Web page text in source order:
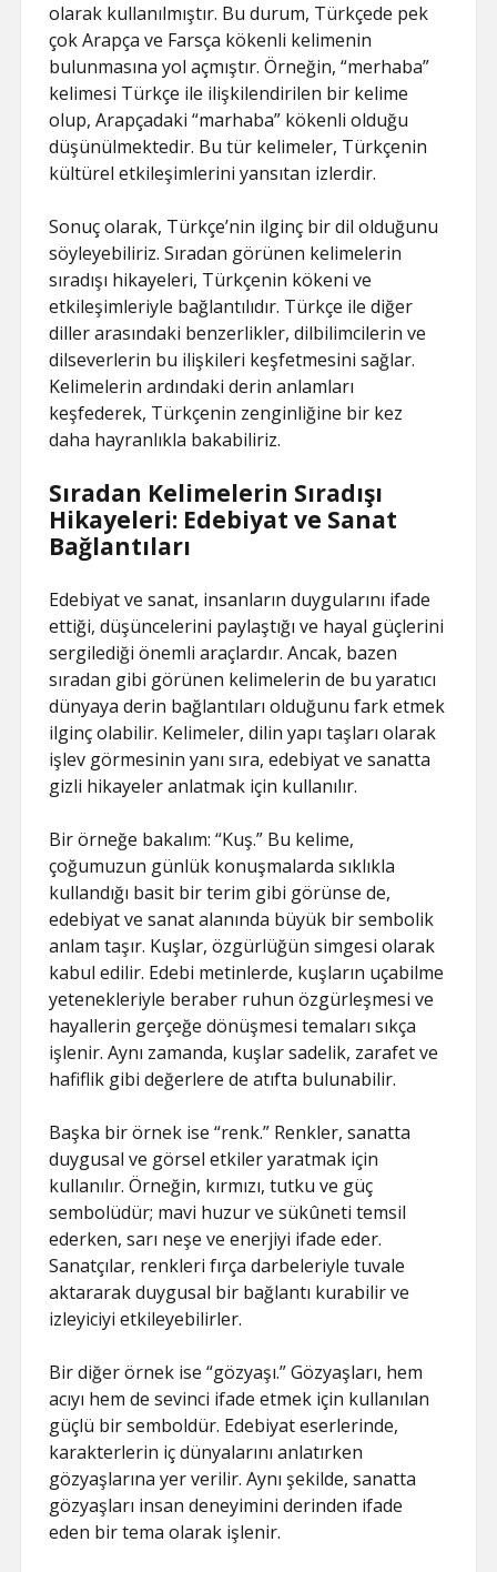
olarak kullanılmıştır. Bu durum, Türkçede pek
çok Arapça ve Farsça kökenli kelimenin
bulunmasına yol açmıştır. Örneğin, “merhaba”
kelimesi Türkçe ile ilişkilendirilen bir kelime
olup, Arapçadaki “marhaba” kökenli olduğu
düşünülmektedir. Bu tür kelimeler, Türkçenin
kültürel etkileşimlerini yansıtan izlerdir.
Sonuç olarak, Türkçe’nin ilginç bir dil olduğunu
söyleyebiliriz. Sıradan görünen kelimelerin
sıradışı hikayeleri, Türkçenin kökeni ve
etkileşimleriyle bağlantılıdır. Türkçe ile diğer
diller arasındaki benzerlikler, dilbilimcilerin ve
dilseverlerin bu ilişkileri keşfetmesini sağlar.
Kelimelerin ardındaki derin anlamları
keşfederek, Türkçenin zenginliğine bir kez
daha hayranlıkla bakabiliriz.
Sıradan Kelimelerin Sıradışı
Hikayeleri: Edebiyat ve Sanat
Bağlantıları
Edebiyat ve sanat, insanların duygularını ifade
ettiği, düşüncelerini paylaştığı ve hayal güçlerini
sergilediği önemli araçlardır. Ancak, bazen
sıradan gibi görünen kelimelerin de bu yaratıcı
dünyaya derin bağlantıları olduğunu fark etmek
ilginç olabilir. Kelimeler, dilin yapı taşları olarak
işlev görmesinin yanı sıra, edebiyat ve sanatta
gizli hikayeler anlatmak için kullanılır.
Bir örneğe bakalım: “Kuş.” Bu kelime,
çoğumuzun günlük konuşmalarda sıklıkla
kullandığı basit bir terim gibi görünse de,
edebiyat ve sanat alanında büyük bir sembolik
anlam taşır. Kuşlar, özgürlüğün simgesi olarak
kabul edilir. Edebi metinlerde, kuşların uçabilme
yetenekleriyle beraber ruhun özgürleşmesi ve
hayallerin gerçeğe dönüşmesi temaları sıkça
işlenir. Aynı zamanda, kuşlar sadelik, zarafet ve
hafiflik gibi değerlere de atıfta bulunabilir.
Başka bir örnek ise “renk.” Renkler, sanatta
duygusal ve görsel etkiler yaratmak için
kullanılır. Örneğin, kırmızı, tutku ve güç
sembolüdür; mavi huzur ve sükûneti temsil
ederken, sarı neşe ve enerjiyi ifade eder.
Sanatçılar, renkleri fırça darbeleriyle tuvale
aktararak duygusal bir bağlantı kurabilir ve
izleyiciyi etkileyebilirler.
Bir diğer örnek ise “gözyaşı.” Gözyaşları, hem
acıyı hem de sevinci ifade etmek için kullanılan
güçlü bir semboldür. Edebiyat eserlerinde,
karakterlerin iç dünyalarını anlatırken
gözyaşlarına yer verilir. Aynı şekilde, sanatta
gözyaşları insan deneyimini derinden ifade
eden bir tema olarak işlenir.